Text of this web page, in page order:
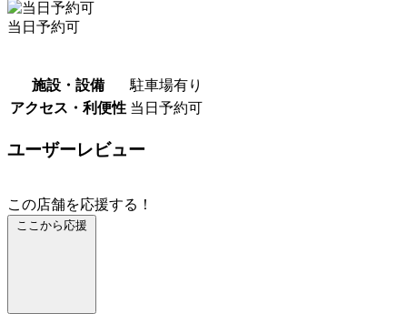
当日予約可
施設・設備
駐車場有り
アクセス・利便性 当日予約可
ユーザーレビュー
この店舗を応援する！
ここから応援